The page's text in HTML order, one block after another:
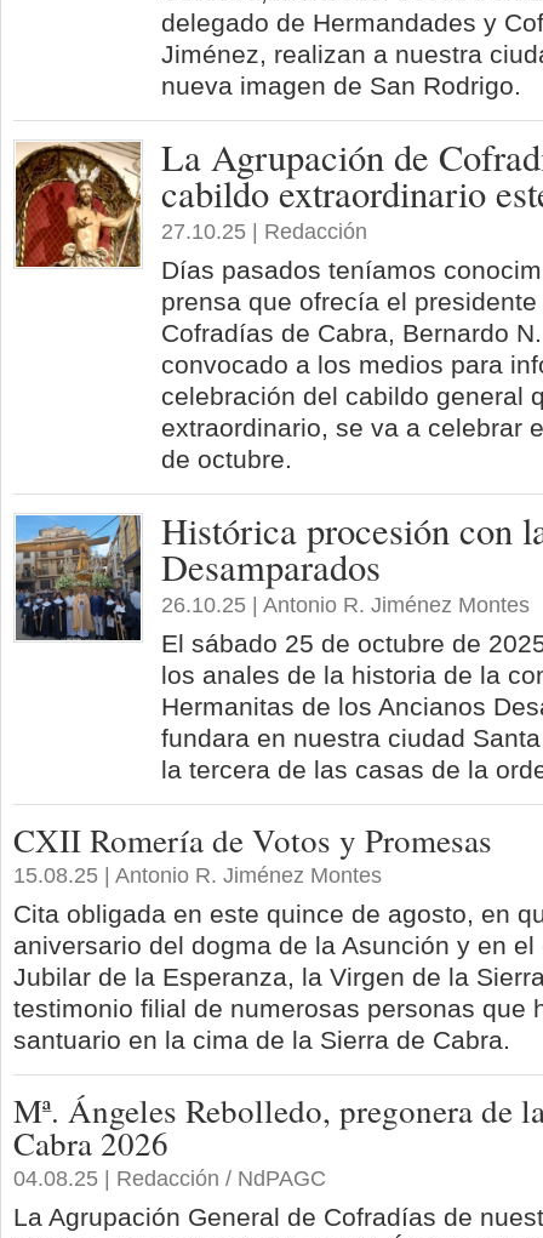
delegado de Hermandades y
Jiménez, realizan a nuestra
nueva imagen de San Rodrigo.
La Agrupación de
cabildo extraordinario
27.10.25 | Redacción
Días pasados teníamos
prensa que ofrecía el
Cofradías de Cabra, Bernardo
convocado a los medios para
celebración del cabildo general
extraordinario, se va a celebrar
de octubre.
Histórica procesión con
Desamparados
26.10.25 | Antonio R. Jiménez Montes
El sábado 25 de octubre de
los anales de la historia de la
Hermanitas de los Ancianos
fundara en nuestra ciudad
la tercera de las casas de la
CXII Romería de Votos y Promesas
15.08.25 | Antonio R. Jiménez Montes
Cita obligada en este quince de agosto, en
aniversario del dogma de la Asunción y en
Jubilar de la Esperanza, la Virgen de la
testimonio filial de numerosas personas que
santuario en la cima de la Sierra de Cabra.
Mª. Ángeles Rebolledo, pregonera de
Cabra 2026
04.08.25 | Redacción / NdPAGC
La Agrupación General de Cofradías de